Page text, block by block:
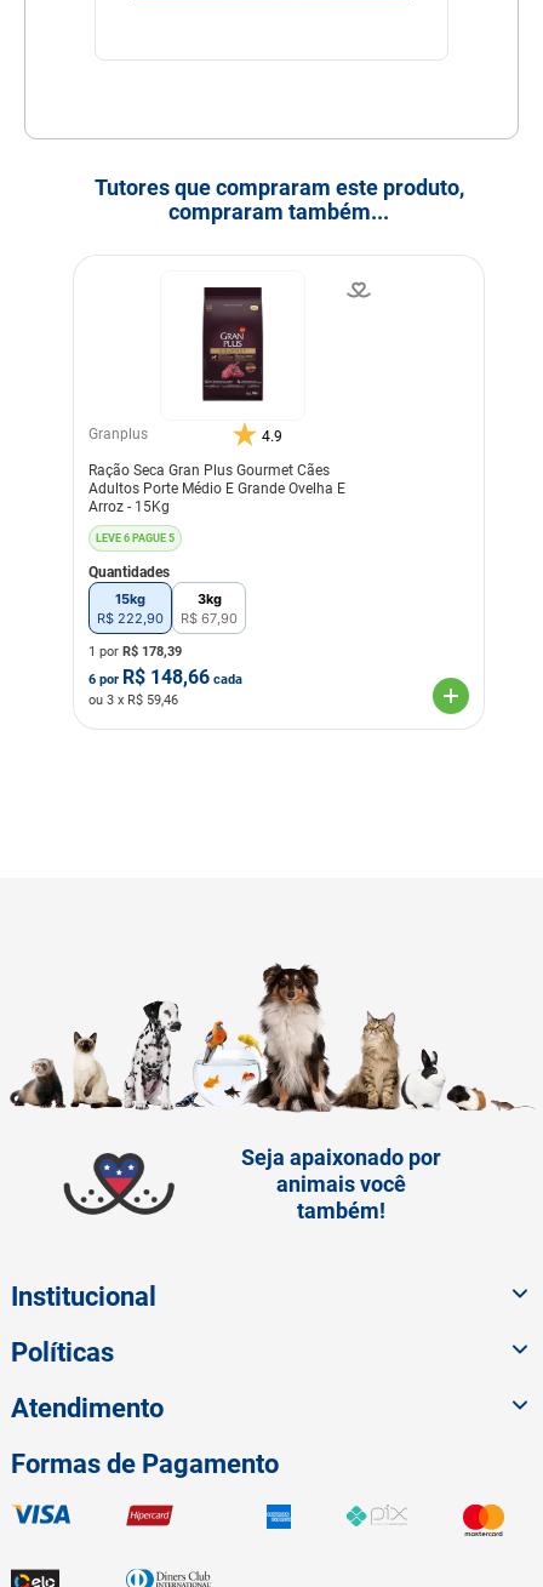
Tutores que compraram este produto,
compraram também...
Granplus 4.9
Ração Seca Gran Plus Gourmet Cães
Adultos Porte Médio E Grande Ovelha E
Arroz - 15Kg
LEVE 6 PAGUE 5
Quantidades
15kg
R$ 222,90
3kg
R$ 67,90
1 por R$ 178,39
6 por R$ 148,66 cada
ou 3 x R$ 59,46
Seja apaixonado por
animais você
também!
Institucional
Políticas
Atendimento
Formas de Pagamento